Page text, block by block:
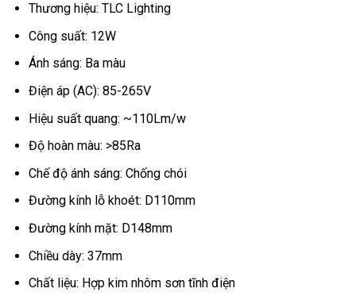
Thương hiệu: TLC Lighting
Công suất: 12W
Ánh sáng: Ba màu
Điện áp (AC): 85-265V
Hiệu suất quang: ~110Lm/w
Độ hoàn màu: >85Ra
Chế độ ánh sáng: Chống chói
Đường kính lỗ khoét: D110mm
Đường kính mặt: D148mm
Chiều dày: 37mm
Chất liệu: Hợp kim nhôm sơn tĩnh điện